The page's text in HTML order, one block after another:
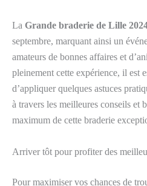
La Grande braderie de Lille
septembre, marquant ainsi un
amateurs de bonnes affaires et
pleinement cette expérience, il est
d’appliquer quelques astuces
à travers les meilleures conseils et
maximum de cette braderie
Arriver tôt pour profiter des
Pour maximiser vos chances de